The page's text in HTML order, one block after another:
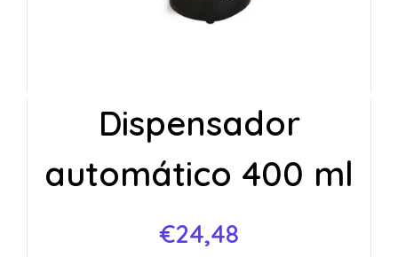
Dispensador
automático 400 ml
€24,48